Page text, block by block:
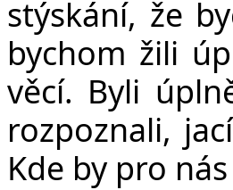
stýskání, že
bychom žili
věcí. Byli
rozpoznali,
Kde by pro